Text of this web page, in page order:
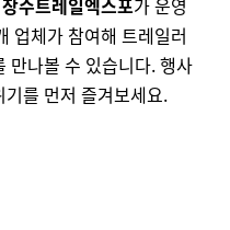
장수트레일엑스포가 운영
업체가 참여해 트레일러
만나볼 수 있습니다. 행사
를 먼저 즐겨보세요.